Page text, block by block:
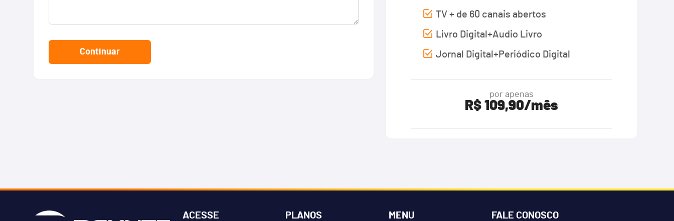
Continuar
TV + de 60 canais abertos
Livro Digital+Audio Livro
Jornal Digital+Periódico Digital
por apenas
R$ 109,90/mês
ACESSE PLANOS MENU FALE CONOSCO